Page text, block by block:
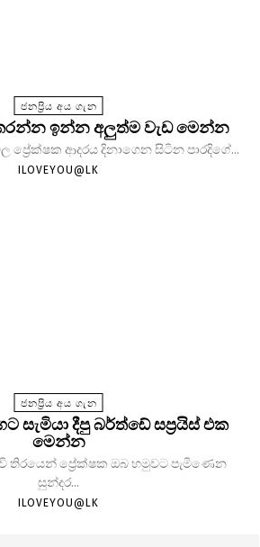
ජනප්‍රිය අය ගැන
කරන්න ඉන්න අලුත්ම වැඩ මෙන්න
ප්‍රේක්ෂක ආදරය දිනාගෙන සිටින පාරදිගේ...
ILOVEYOU@LK
ජනප්‍රිය අය ගැන
සැමියා දීපු බර්ත්ඩේ සප්‍රයිස් එක
මෙන්න
තිරයෙන් ප්‍රේක්ෂක ඔබ හමුවට පැමිණෙන
සුන්දර...
ILOVEYOU@LK